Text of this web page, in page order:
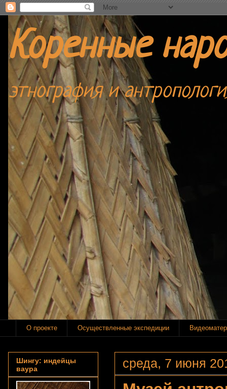
Коренные
этнография и
О проекте Осуществленные экспедиции
среда, 7 июня
Шингу: индейцы
ваура